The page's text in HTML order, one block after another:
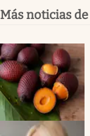
Más noticias de